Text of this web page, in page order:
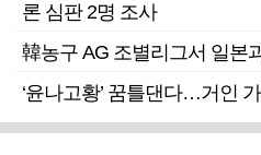
론 심판 2명 조사
韓농구 AG 조별리그서 일본
‘윤나고황’ 꿈틀댄다…거인